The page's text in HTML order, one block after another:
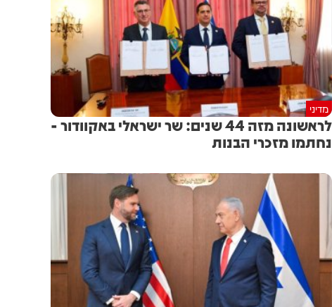
מדיני
לראשונה מזה 44 שנים: שר ישראלי באקוודור -
נחתמו מזכרי הבנות